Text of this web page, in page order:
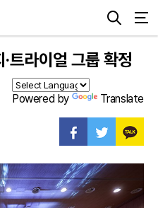
라이얼 그룹 확정
Powered by Translate